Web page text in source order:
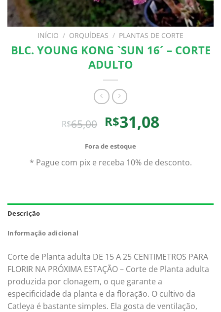
INÍCIO / ORQUÍDEAS / PLANTAS DE CORTE
BLC. YOUNG KONG `SUN 16´ – CORTE
ADULTO
R$65,00 O
preço
original
era:
R$65,00.
R$31,08O
preço
é:
R$31,08.
Fora de estoque
* Pague com pix e receba 10% de desconto.
Descrição
Informação adicional
Corte de Planta adulta DE 15 A 25 CENTIMETROS PARA
FLORIR NA PRÓXIMA ESTAÇÃO – Corte de Planta adulta
produzida por clonagem, o que garante a
especificidade da planta e da floração. O cultivo da
Catleya é bastante simples. Ela gosta de ventilação,